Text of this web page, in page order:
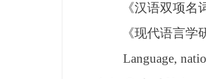
《汉语双项名词
《现代语言学研
Language,